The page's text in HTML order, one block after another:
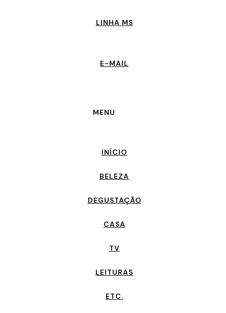
LINHA MS
E-MAIL
MENU
INÍCIO
BELEZA
DEGUSTAÇÃO
CASA
TV
LEITURAS
ETC.